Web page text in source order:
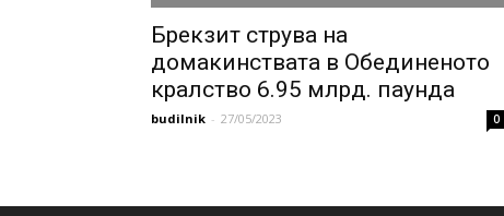
Брекзит струва на
домакинствата в Обединеното
кралство 6.95 млрд. паунда
budilnik - 27/05/2023 0